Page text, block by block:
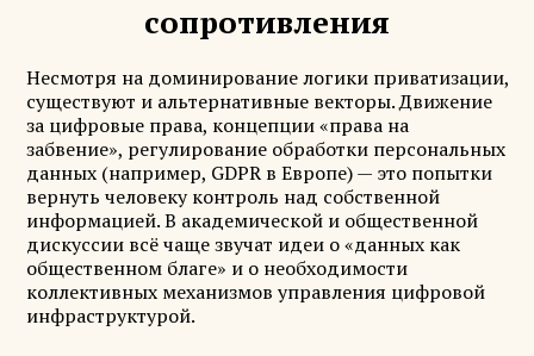
сопротивления
Несмотря на доминирование логики приватизации,
существуют и альтернативные векторы. Движение
за цифровые права, концепции «права на
забвение», регулирование обработки персональных
данных (например, GDPR в Европе) — это попытки
вернуть человеку контроль над собственной
информацией. В академической и общественной
дискуссии всё чаще звучат идеи о «данных как
общественном благе» и о необходимости
коллективных механизмов управления цифровой
инфраструктурой.